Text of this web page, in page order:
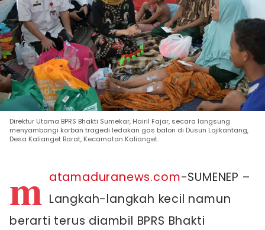
Direktur Utama BPRS Bhakti Sumekar, Hairil Fajar, secara langsung
menyambangi korban tragedi ledakan gas balon di Dusun Lojikantang,
Desa Kalianget Barat, Kecamatan Kalianget.
m atamaduranews.com-SUMENEP –
Langkah-langkah kecil namun
berarti terus diambil BPRS Bhakti